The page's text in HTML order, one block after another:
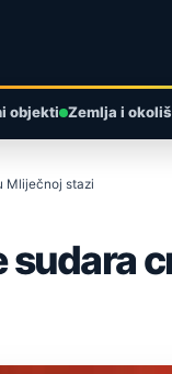
objekti Zemlja i okoliš
Mliječnoj stazi